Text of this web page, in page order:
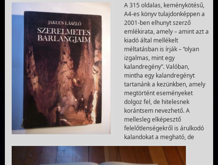
A 315 oldalas, keménykötésű,
A4-es könyv tulajdonképpen a
2001-ben elhunyt szerző
emlékirata, amely – amint azt a
kiadó által mellékelt
méltatásban is írják – “olyan
izgalmas, mint egy
kalandregény”. Valóban,
mintha egy kalandregényt
tartanánk a kezünkben, amely
megtörtént eseményeket
dolgoz fel, de hitelesnek
korántsem nevezhető. A
mellesleg elképesztő
felelőtlenségekről is árulkodó
kalandokat a megható, de